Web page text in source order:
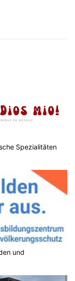
Spezialitäten
und